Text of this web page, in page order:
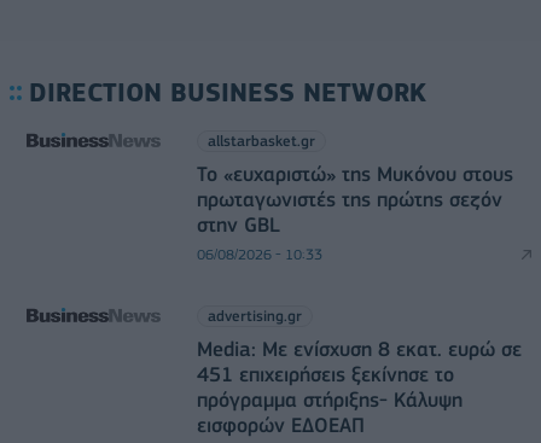
DIRECTION BUSINESS NETWORK
allstarbasket.gr
Το «ευχαριστώ» της Μυκόνου στους
πρωταγωνιστές της πρώτης σεζόν
στην GBL
06/08/2026 - 10:33
advertising.gr
Media: Με ενίσχυση 8 εκατ. ευρώ σε
451 επιχειρήσεις ξεκίνησε το
πρόγραμμα στήριξης- Κάλυψη
εισφορών ΕΔΟΕΑΠ